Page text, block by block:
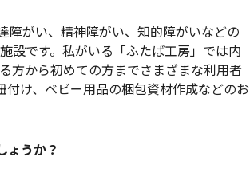
障がい、精神障がい、知的障がいなどの
設です。私がいる「ふたば工房」では内
方から初めての方までさまざまな利用者
け、ベビー用品の梱包資材作成などのお
うか？